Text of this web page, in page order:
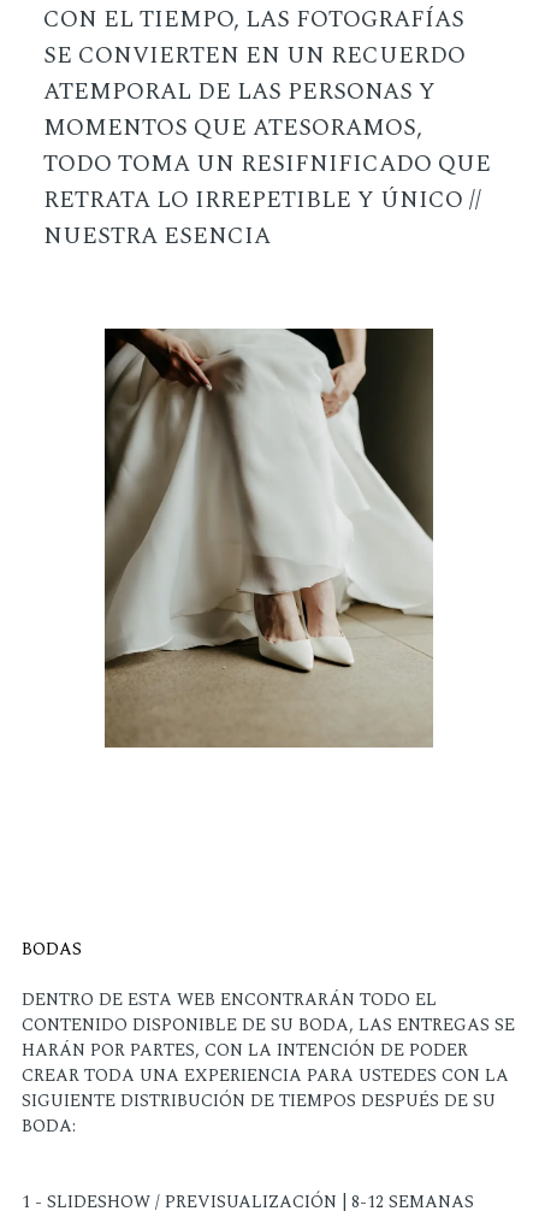
CON EL TIEMPO, LAS FOTOGRAFÍAS
SE CONVIERTEN EN UN RECUERDO
ATEMPORAL DE LAS PERSONAS Y
MOMENTOS QUE ATESORAMOS,
TODO TOMA UN RESIFNIFICADO QUE
RETRATA LO IRREPETIBLE Y ÚNICO //
NUESTRA ESENCIA
BODAS
DENTRO DE ESTA WEB ENCONTRARÁN TODO EL
CONTENIDO DISPONIBLE DE SU BODA, LAS ENTREGAS SE
HARÁN POR PARTES, CON LA INTENCIÓN DE PODER
CREAR TODA UNA EXPERIENCIA PARA USTEDES CON LA
SIGUIENTE DISTRIBUCIÓN DE TIEMPOS DESPUÉS DE SU
BODA:
1 - SLIDESHOW / PREVISUALIZACIÓN | 8-12 SEMANAS